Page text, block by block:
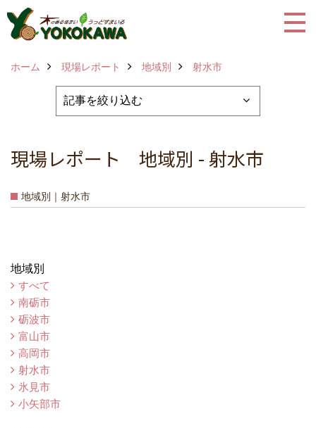
ホーム 現場レポート 地域別 射水市
現場レポート 地域別 - 射水市
地域別｜射水市
地域別
すべて
南砺市
砺波市
富山市
高岡市
射水市
氷見市
小矢部市